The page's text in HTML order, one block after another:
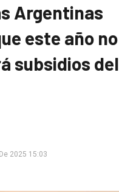
Argentinas
este año no
subsidios del
2025 15:03